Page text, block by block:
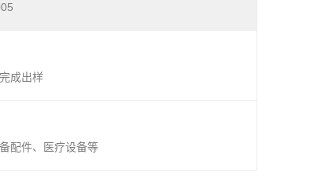
成出样
配件、医疗设备等